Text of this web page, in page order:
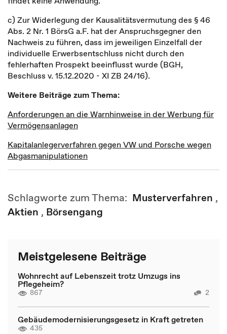
c) Zur Widerlegung der Kausalitätsvermutung des § 46
Abs. 2 Nr. 1 BörsG a.F. hat der Anspruchsgegner den
Nachweis zu führen, dass im jeweiligen Einzelfall der
individuelle Erwerbsentschluss nicht durch den
fehlerhaften Prospekt beeinflusst wurde (BGH,
Beschluss v. 15.12.2020 - XI ZB 24/16).
Weitere Beiträge zum Thema:
Anforderungen an die Warnhinweise in der Werbung für
Vermögensanlagen
Kapitalanlegerverfahren gegen VW und Porsche wegen
Abgasmanipulationen
Schlagworte zum Thema: Musterverfahren ,
Aktien , Börsengang
Meistgelesene Beiträge
Wohnrecht auf Lebenszeit trotz Umzugs ins
Pflegeheim?
867 2
Gebäudemodernisierungsgesetz in Kraft getreten
435